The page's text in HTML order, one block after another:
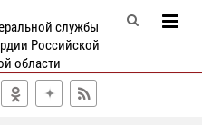
службы
Российской
области